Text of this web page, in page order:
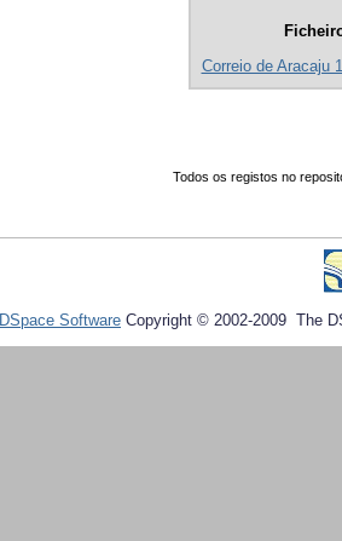
Correio de Aracaju
Todos os registos no
DSpace Software Copyright © 2002-2009 The